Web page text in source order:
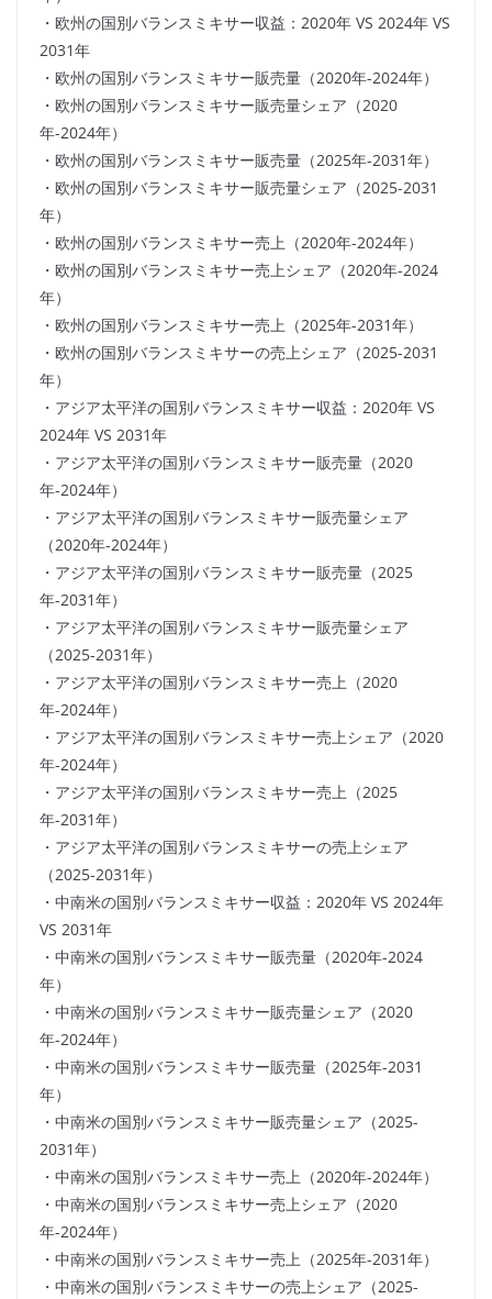
・欧州の国別バランスミキサー収益：2020年 VS 2024年 VS
2031年
・欧州の国別バランスミキサー販売量（2020年-2024年）
・欧州の国別バランスミキサー販売量シェア（2020
年-2024年）
・欧州の国別バランスミキサー販売量（2025年-2031年）
・欧州の国別バランスミキサー販売量シェア（2025-2031
年）
・欧州の国別バランスミキサー売上（2020年-2024年）
・欧州の国別バランスミキサー売上シェア（2020年-2024
年）
・欧州の国別バランスミキサー売上（2025年-2031年）
・欧州の国別バランスミキサーの売上シェア（2025-2031
年）
・アジア太平洋の国別バランスミキサー収益：2020年 VS
2024年 VS 2031年
・アジア太平洋の国別バランスミキサー販売量（2020
年-2024年）
・アジア太平洋の国別バランスミキサー販売量シェア
（2020年-2024年）
・アジア太平洋の国別バランスミキサー販売量（2025
年-2031年）
・アジア太平洋の国別バランスミキサー販売量シェア
（2025-2031年）
・アジア太平洋の国別バランスミキサー売上（2020
年-2024年）
・アジア太平洋の国別バランスミキサー売上シェア（2020
年-2024年）
・アジア太平洋の国別バランスミキサー売上（2025
年-2031年）
・アジア太平洋の国別バランスミキサーの売上シェア
（2025-2031年）
・中南米の国別バランスミキサー収益：2020年 VS 2024年
VS 2031年
・中南米の国別バランスミキサー販売量（2020年-2024
年）
・中南米の国別バランスミキサー販売量シェア（2020
年-2024年）
・中南米の国別バランスミキサー販売量（2025年-2031
年）
・中南米の国別バランスミキサー販売量シェア（2025-
2031年）
・中南米の国別バランスミキサー売上（2020年-2024年）
・中南米の国別バランスミキサー売上シェア（2020
年-2024年）
・中南米の国別バランスミキサー売上（2025年-2031年）
・中南米の国別バランスミキサーの売上シェア（2025-